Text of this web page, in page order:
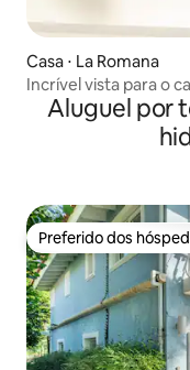
Casa ⋅ La Romana
Incrível vista para o
Lux Villa
Aluguel por
Preferido dos
Preferido dos